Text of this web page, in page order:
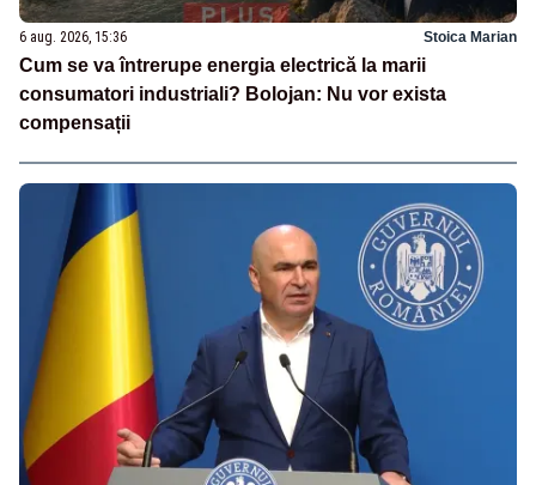
6 aug. 2026, 15:36 Stoica Marian
Cum se va întrerupe energia electrică la marii
consumatori industriali? Bolojan: Nu vor exista
compensații